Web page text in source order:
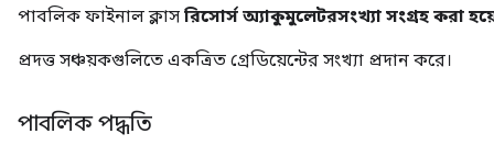
পাবলিক ফাইনাল ক্লাস রিসোর্স অ্যাকুমুলেটরসংখ্যা সংগ্রহ করা
প্রদত্ত সঞ্চয়কগুলিতে একত্রিত গ্রেডিয়েন্টের সংখ্যা প্রদান করে।
পাবলিক পদ্ধতি